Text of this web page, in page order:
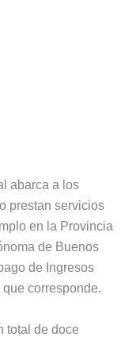
abarca a los
prestan servicios
en la Provincia
de Buenos
de Ingresos
corresponde.
total de doce